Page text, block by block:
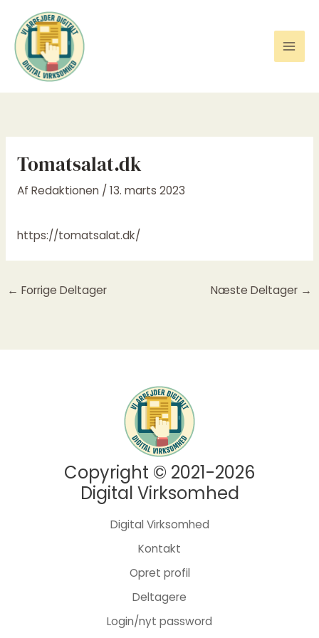
indholdet
Tomatsalat.dk
Af Redaktionen / 13. marts 2023
https://tomatsalat.dk/
← Forrige Deltager Næste Deltager →
Copyright © 2021-2026
Digital Virksomhed
Digital Virksomhed
Kontakt
Opret profil
Deltagere
Login/nyt password